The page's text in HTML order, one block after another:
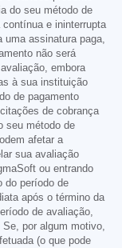
do seu método de
e ininterrupta
uma assinatura paga,
não será
embora
à sua instituição
de pagamento
de cobrança
seu método de
afetar a
sua avaliação
ou entrando
do período de
após o término da
de avaliação,
por algum motivo,
(o que pode